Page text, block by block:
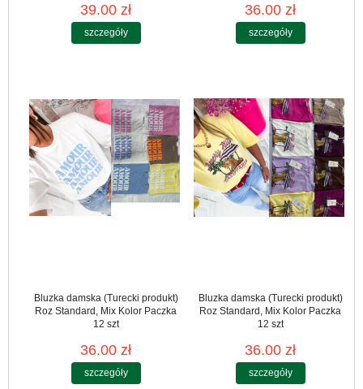
39.00 zł
szczegóły
36.00 zł
szczegóły
Bluzka damska (Turecki produkt)
Roz Standard, Mix Kolor Paczka
12 szt
36.00 zł
szczegóły
Bluzka damska (Turecki produkt)
Roz Standard, Mix Kolor Paczka
12 szt
36.00 zł
szczegóły